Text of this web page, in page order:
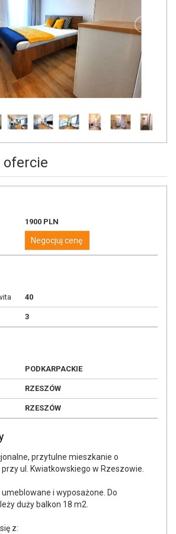
ofercie
1900 PLN
Negocjuj cenę
40
3
PODKARPACKIE
RZESZÓW
RZESZÓW
przytulne mieszkanie o
ul. Kwiatkowskiego w Rzeszowie.
umeblowane i wyposażone. Do
duży balkon 18 m2.
z: